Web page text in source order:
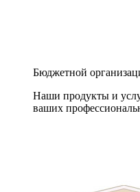
Бюджетной
Наши продукты и
ваших